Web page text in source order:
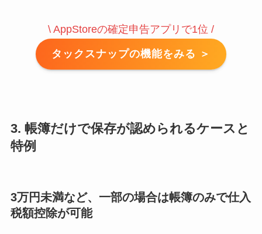
\ AppStoreの確定申告アプリで1位 /
タックスナップの機能をみる ＞
3. 帳簿だけで保存が認められるケースと
特例
3万円未満など、一部の場合は帳簿のみで仕入
税額控除が可能